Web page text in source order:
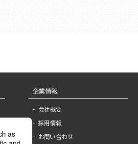
企業情報
会社概要
採用情報
お問い合わせ